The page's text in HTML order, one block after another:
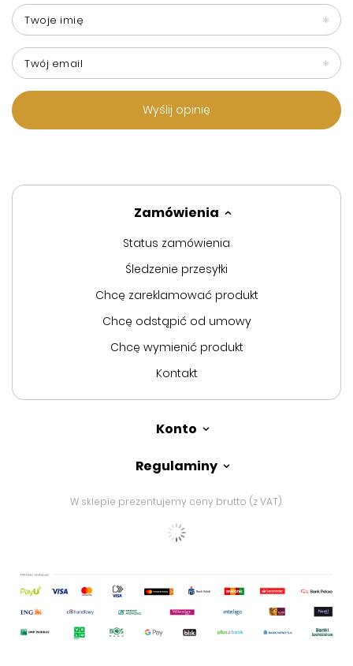
Twoje imię
Twój email
Wyślij opinię
Zamówienia
Status zamówienia
Śledzenie przesyłki
Chcę zareklamować produkt
Chcę odstąpić od umowy
Chcę wymienić produkt
Kontakt
Konto
Regulaminy
W sklepie prezentujemy ceny brutto (z VAT).